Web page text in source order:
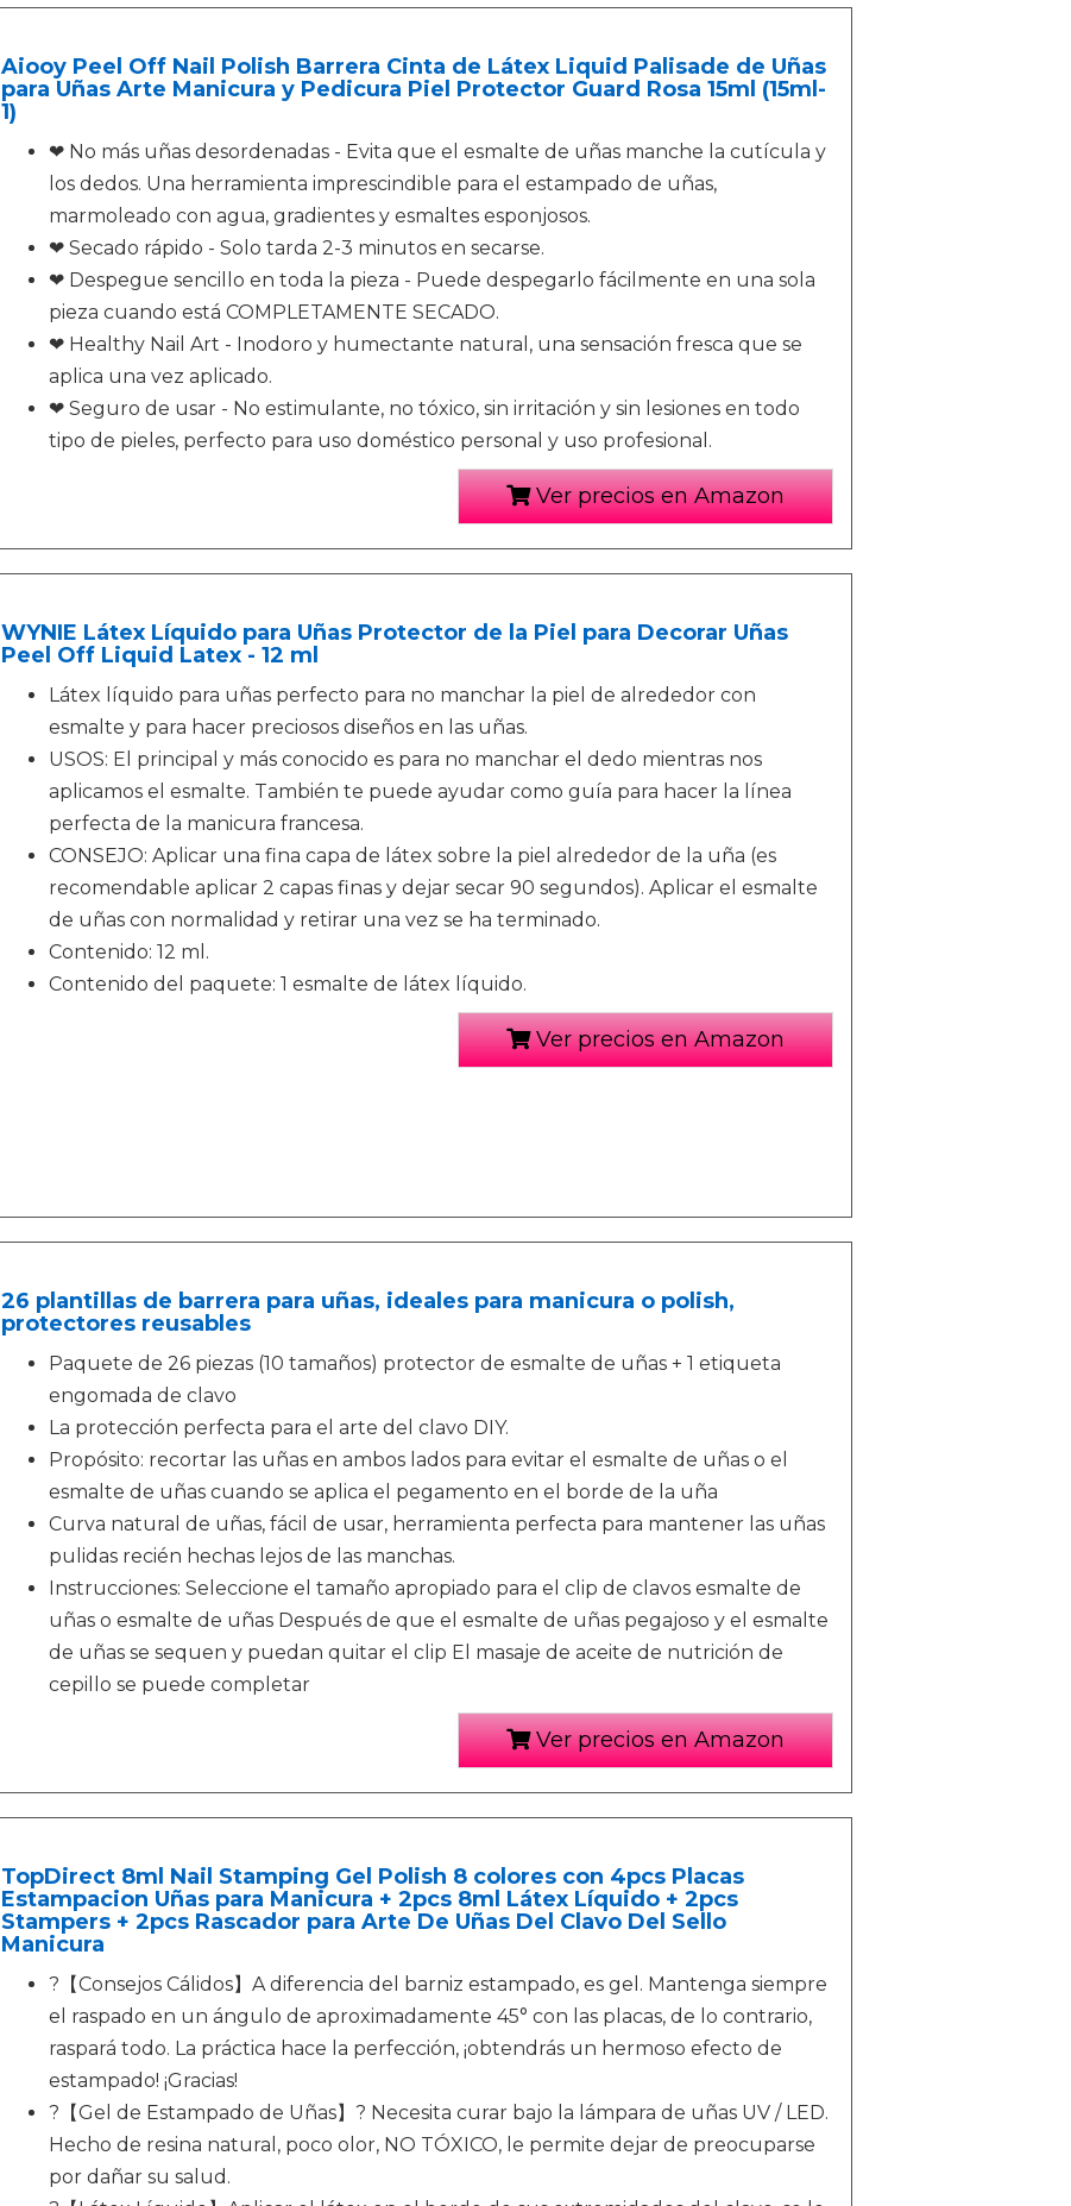
Aiooy Peel Off Nail Polish Barrera Cinta de Látex Liquid Palisade de Uñas
para Uñas Arte Manicura y Pedicura Piel Protector Guard Rosa 15ml (15ml-
1)
❤ No más uñas desordenadas - Evita que el esmalte de uñas manche la cutícula y
los dedos. Una herramienta imprescindible para el estampado de uñas,
marmoleado con agua, gradientes y esmaltes esponjosos.
❤ Secado rápido - Solo tarda 2-3 minutos en secarse.
❤ Despegue sencillo en toda la pieza - Puede despegarlo fácilmente en una sola
pieza cuando está COMPLETAMENTE SECADO.
❤ Healthy Nail Art - Inodoro y humectante natural, una sensación fresca que se
aplica una vez aplicado.
❤ Seguro de usar - No estimulante, no tóxico, sin irritación y sin lesiones en todo
tipo de pieles, perfecto para uso doméstico personal y uso profesional.
Ver precios en Amazon
WYNIE Látex Líquido para Uñas Protector de la Piel para Decorar Uñas
Peel Off Liquid Latex - 12 ml
Látex líquido para uñas perfecto para no manchar la piel de alrededor con
esmalte y para hacer preciosos diseños en las uñas.
USOS: El principal y más conocido es para no manchar el dedo mientras nos
aplicamos el esmalte. También te puede ayudar como guía para hacer la línea
perfecta de la manicura francesa.
CONSEJO: Aplicar una fina capa de látex sobre la piel alrededor de la uña (es
recomendable aplicar 2 capas finas y dejar secar 90 segundos). Aplicar el esmalte
de uñas con normalidad y retirar una vez se ha terminado.
Contenido: 12 ml.
Contenido del paquete: 1 esmalte de látex líquido.
Ver precios en Amazon
26 plantillas de barrera para uñas, ideales para manicura o polish,
protectores reusables
Paquete de 26 piezas (10 tamaños) protector de esmalte de uñas + 1 etiqueta
engomada de clavo
La protección perfecta para el arte del clavo DIY.
Propósito: recortar las uñas en ambos lados para evitar el esmalte de uñas o el
esmalte de uñas cuando se aplica el pegamento en el borde de la uña
Curva natural de uñas, fácil de usar, herramienta perfecta para mantener las uñas
pulidas recién hechas lejos de las manchas.
Instrucciones: Seleccione el tamaño apropiado para el clip de clavos esmalte de
uñas o esmalte de uñas Después de que el esmalte de uñas pegajoso y el esmalte
de uñas se sequen y puedan quitar el clip El masaje de aceite de nutrición de
cepillo se puede completar
Ver precios en Amazon
TopDirect 8ml Nail Stamping Gel Polish 8 colores con 4pcs Placas
Estampacion Uñas para Manicura + 2pcs 8ml Látex Líquido + 2pcs
Stampers + 2pcs Rascador para Arte De Uñas Del Clavo Del Sello
Manicura
?【Consejos Cálidos】A diferencia del barniz estampado, es gel. Mantenga siempre
el raspado en un ángulo de aproximadamente 45° con las placas, de lo contrario,
raspará todo. La práctica hace la perfección, ¡obtendrás un hermoso efecto de
estampado! ¡Gracias!
?【Gel de Estampado de Uñas】? Necesita curar bajo la lámpara de uñas UV / LED.
Hecho de resina natural, poco olor, NO TÓXICO, le permite dejar de preocuparse
por dañar su salud.